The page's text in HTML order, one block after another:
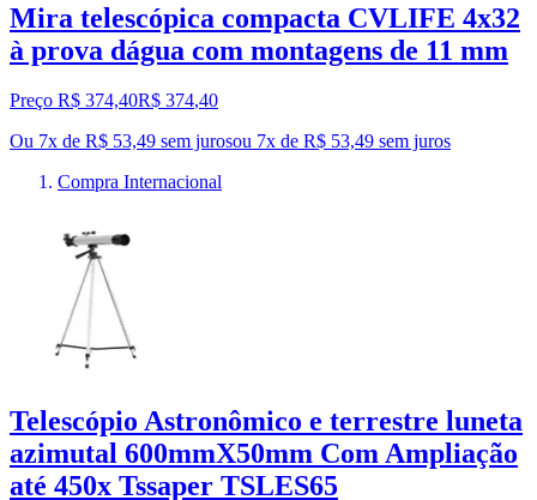
Mira telescópica compacta CVLIFE 4x32
à prova dágua com montagens de 11 mm
Preço R$ 374,40R$ 374,40
Ou 7x de R$ 53,49 sem jurosou 7x de R$ 53,49 sem juros
Compra Internacional
Telescópio Astronômico e terrestre luneta
azimutal 600mmX50mm Com Ampliação
até 450x Tssaper TSLES65